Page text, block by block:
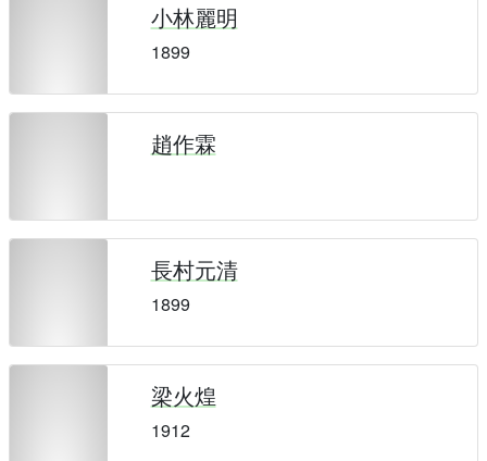
小林麗明
1899
趙作霖
長村元清
1899
梁火煌
1912